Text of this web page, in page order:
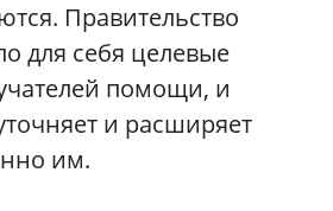
Правительство
для себя целевые
помощи, и
и расширяет
им.